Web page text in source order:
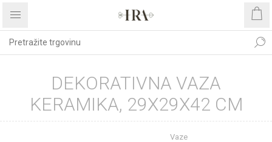
DEKORATIVNA VAZA
KERAMIKA, 29X29X42 CM
Vaze